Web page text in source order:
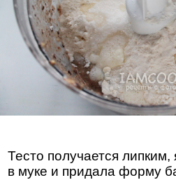
Тесто получается
в муке и придала форму